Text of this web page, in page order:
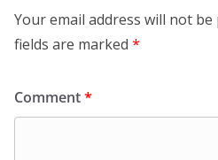
Your email address will not be
fields are marked *
Comment*